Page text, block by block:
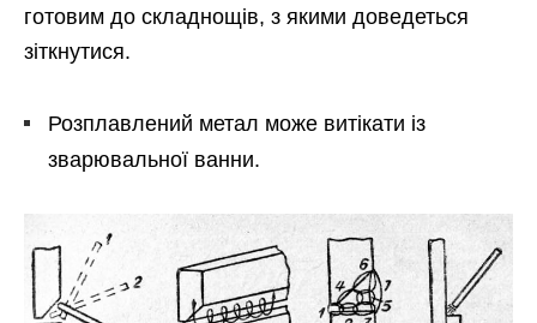
готовим до складнощів, з якими доведеться
зіткнутися.
Розплавлений метал може витікати із
зварювальної ванни.